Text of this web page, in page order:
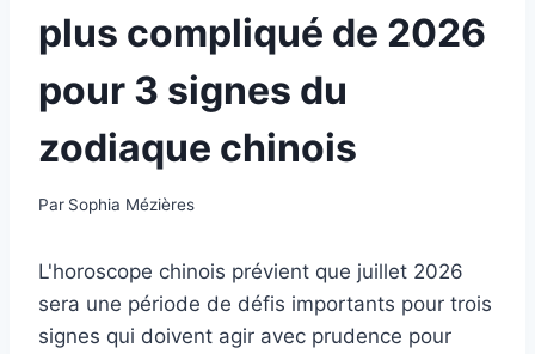
plus compliqué de 2026
pour 3 signes du
zodiaque chinois
Par Sophia Mézières
L'horoscope chinois prévient que juillet 2026
sera une période de défis importants pour trois
signes qui doivent agir avec prudence pour